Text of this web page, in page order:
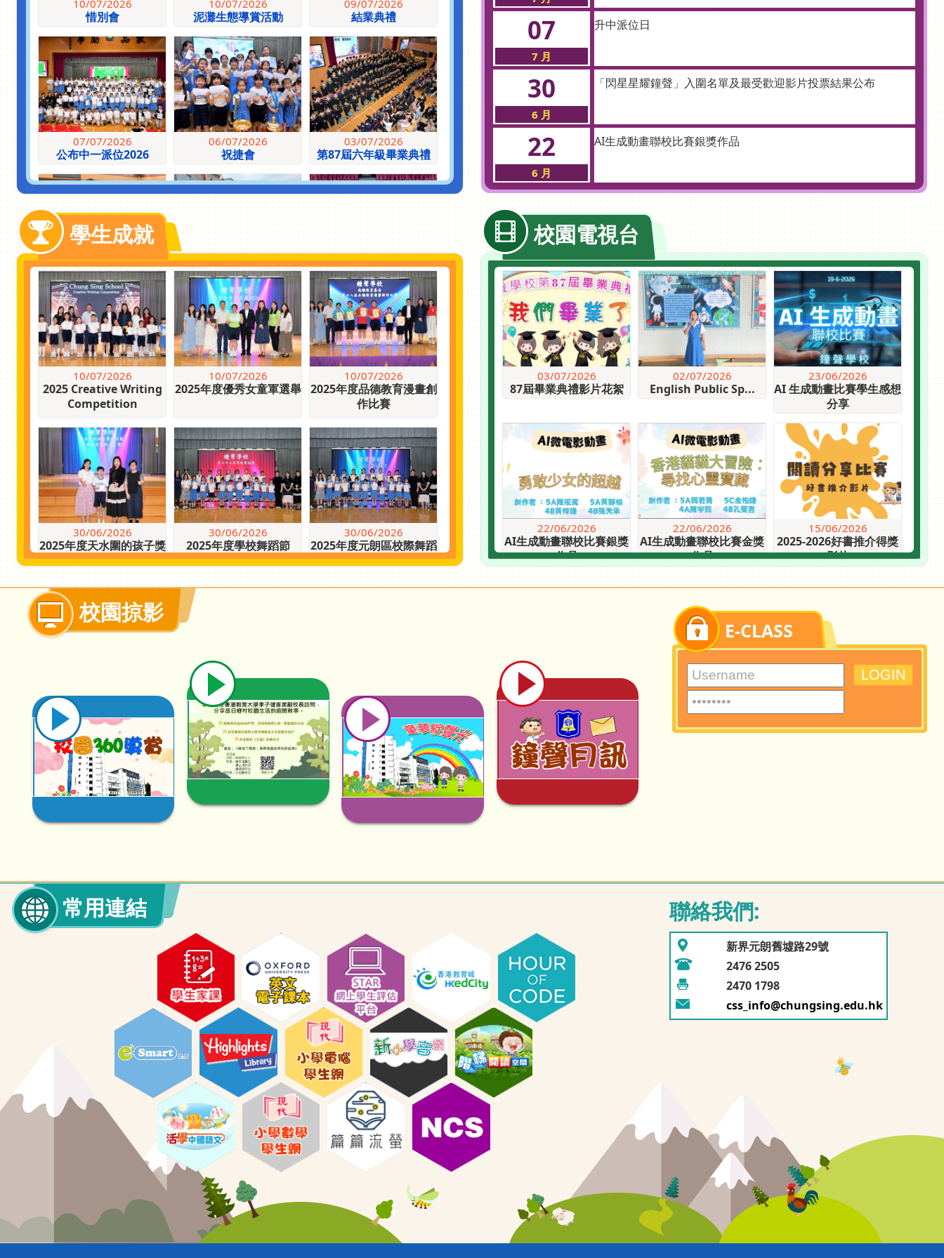
07
7 月
升中派位日
30
6 月
「閃星星耀鐘聲」入圍名單及最受歡迎影片投票結果公布
22
6 月
AI生成動畫聯校比賽銀獎作品
22
6 月
15
6 月
2025-2026好書推介得獎影片
10/07/2026
惜別會
10/07/2026
泥灘生態導賞活動
09/07/2026
結業典禮
07/07/2026
公布中一派位2026
06/07/2026
祝捷會
03/07/2026
第87屆六年級畢業典禮
28/06/2026
全港匹克球爭霸賽
25/06/2026
幼童軍及小女童軍-迪士尼
樂園探索之旅
24/06/2026
STEAM跨科研習體驗活動
暨四軸機解難大賽
23/06/2026
2026年度童軍十八鄉區周
年會議
23/06/2026
四年級珠海航天航空探索
之旅
23/06/2026
一、二年級 - 人人學編程
五、六年級中文故事演講
比賽
AI生成動畫課程暨聯校比
17/06/2026
IT嘉年華
17/06/2026
茶道體驗及steam工作坊
16/06/2026
親子健康小食工作坊
AI生成動畫課程
「書朋‧狗友」親子動物輔
管弦樂演奏會
12/06/2026 12/06/2026
第六十一屆學校舞蹈節及
元朗區校際舞蹈比賽
10/06/2026
參觀國家安全教育展覽廳
2026 School Tour-科學
夢想無限大
05/06/2026
六年級畢業拍照花絮
學生成就
10/07/2026
2025 Creative Writing
Competition
10/07/2026
2025年度優秀女童軍選舉
10/07/2026
2025年度品德教育漫畫創
作比賽
30/06/2026
2025年度天水圍的孩子獎
勵計劃
30/06/2026
2025年度學校舞蹈節
30/06/2026
2025年度元朗區校際舞蹈
比賽
2025年度全港匹克球爭霸
賽-男子少年組
30/06/2026
2025年度全港匹克球爭霸
賽-女子少年組
2025年度元朗區文藝之星
嘉許計劃
2025年度校際音樂節
29/06/2026
2025年度香港小學數學精
26/06/2026
2025年度香港青少年兒童
硬筆書法大賽
2025年度天馬盃全港中英
26/06/2026
2025年度全港小學校際體
操比賽
26/06/2026
2025年度鐘聲閃耀之星
校園電視台
03/07/2026
87屆畢業典禮影片花絮
02/07/2026
English Public Sp...
23/06/2026
AI 生成動畫比賽學生感想
分享
22/06/2026
AI生成動畫聯校比賽銀獎
作品
22/06/2026
AI生成動畫聯校比賽金獎
作品
15/06/2026
2025-2026好書推介得獎
影片
01/04/2026
2025聖誕節感恩會
01/04/2026
英語話劇-花木蘭
16/03/2026
第51屆瑞士日內瓦國際發
13/12/2025
五年級常識科戶外學習．
廣州及佛山的...
29/11/2025
六年級常識科戶外學習(深
圳體育及科...
陸龜命名儀式
11/07/2025
成果展示日 健康飲食在鐘聲
校園掠影
E-CLASS
常用連結 聯絡我們:
新界元朗舊墟路29號
2476 2505
2470 1798
css_info@chungsing.edu.hk